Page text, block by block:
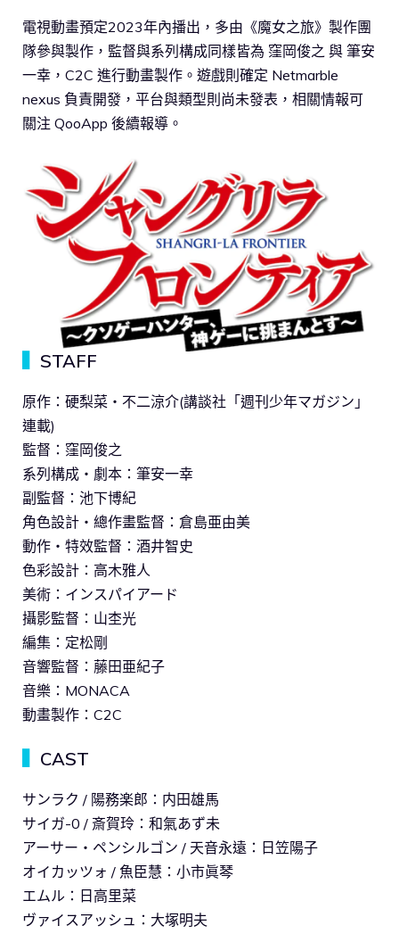
電視動畫預定2023年內播出，多由《魔女之旅》製作團
隊參與製作，監督與系列構成同樣皆為 窪岡俊之 與 筆安
一幸，C2C 進行動畫製作。遊戲則確定 Netmarble
nexus 負責開發，平台與類型則尚未發表，相關情報可
關注 QooApp 後續報導。
STAFF
原作：硬梨菜・不二涼介(講談社「週刊少年マガジン」
連載)
監督：窪岡俊之
系列構成・劇本：筆安一幸
副監督：池下博紀
角色設計・總作畫監督：倉島亜由美
動作・特效監督：酒井智史
色彩設計：高木雅人
美術：インスパイアード
攝影監督：山杢光
編集：定松剛
音響監督：藤田亜紀子
音樂：MONACA
動畫製作：C2C
CAST
サンラク / 陽務楽郎：内田雄馬
サイガ-0 / 斎賀玲：和氣あず未
アーサー・ペンシルゴン / 天音永遠：日笠陽子
オイカッツォ / 魚臣慧：小市眞琴
エムル：日高里菜
ヴァイスアッシュ：大塚明夫